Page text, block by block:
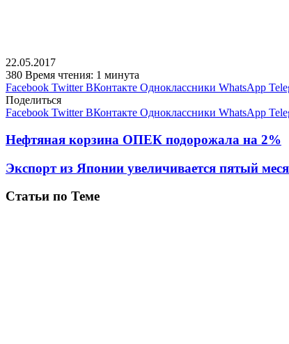
22.05.2017
380 Время чтения: 1 минута
Facebook Twitter ВКонтакте Одноклассники WhatsApp
Поделиться
Facebook Twitter ВКонтакте Одноклассники WhatsApp
Нефтяная корзина ОПЕК подорожала на 2%
Экспорт из Японии увеличивается пятый
Статьи по Теме